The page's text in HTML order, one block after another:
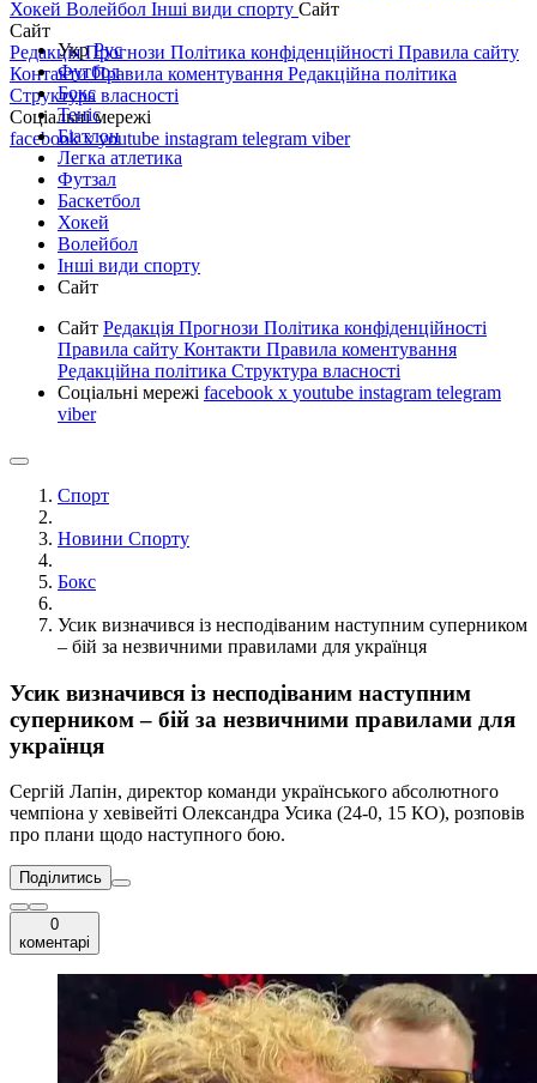
Хокей Волейбол Інші види спорту Сайт
Сайт
РедакціяПрогнози Політика конфіденційності Правила сайту
КонтактиПравила коментування Редакційна політика
Структура власності
Соціальні мережі
facebookxyoutube instagram telegram viber
УкрРус
Футбол
Бокс
Теніс
Біатлон
Легка атлетика
Футзал
Баскетбол
Хокей
Волейбол
Інші види спорту
Сайт
Сайт Редакція Прогнози Політика конфіденційності
Правила сайту Контакти Правила коментування
Редакційна політика Структура власності
Соціальні мережі facebook x youtube instagram telegram
viber
Спорт
Новини Спорту
Бокс
Усик визначився із несподіваним наступним суперником
– бій за незвичними правилами для українця
Усик визначився із несподіваним наступним
суперником – бій за незвичними правилами для
українця
Сергій Лапін, директор команди українського абсолютного
чемпіона у хевівейті Олександра Усика (24-0, 15 КО), розповів
про плани щодо наступного бою.
Поділитись
0
коментарі